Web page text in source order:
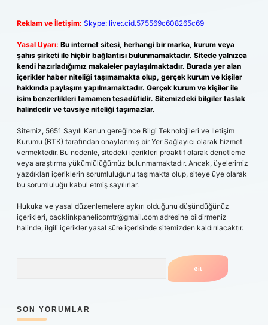
Reklam ve İletişim: Skype: live:.cid.575569c608265c69
Yasal Uyarı: Bu internet sitesi, herhangi bir marka, kurum veya
şahıs şirketi ile hiçbir bağlantısı bulunmamaktadır. Sitede yalnızca
kendi hazırladığımız makaleler paylaşılmaktadır. Burada yer alan
içerikler haber niteliği taşımamakta olup, gerçek kurum ve kişiler
hakkında paylaşım yapılmamaktadır. Gerçek kurum ve kişiler ile
isim benzerlikleri tamamen tesadüfidir. Sitemizdeki bilgiler taslak
halindedir ve tavsiye niteliği taşımazlar.
Sitemiz, 5651 Sayılı Kanun gereğince Bilgi Teknolojileri ve İletişim
Kurumu (BTK) tarafından onaylanmış bir Yer Sağlayıcı olarak hizmet
vermektedir. Bu nedenle, sitedeki içerikleri proaktif olarak denetleme
veya araştırma yükümlülüğümüz bulunmamaktadır. Ancak, üyelerimiz
yazdıkları içeriklerin sorumluluğunu taşımakta olup, siteye üye olarak
bu sorumluluğu kabul etmiş sayılırlar.
Hukuka ve yasal düzenlemelere aykırı olduğunu düşündüğünüz
içerikleri, backlinkpanelicomtr@gmail.com adresine bildirmeniz
halinde, ilgili içerikler yasal süre içerisinde sitemizden kaldırılacaktır.
SON YORUMLAR